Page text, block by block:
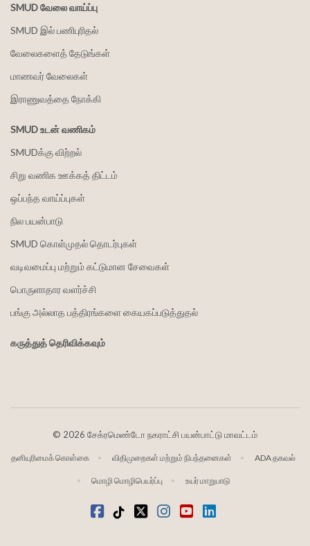
SMUD வேலை வாய்ப்பு
SMUD இல் பணிபுரிதல்
வேலைகளைத் தேடுங்கள்
மாணவர் வேலைகள்
இராணுவத்தை நோக்கி
SMUD உடன் வணிகம்
SMUDக்கு விற்றல்
சிறு வணிக ஊக்கத் திட்டம்
ஒப்பந்த வாய்ப்புகள்
நில பயன்பாடு
SMUD கொள்முதல் தொடர்புகள்
வடிவமைப்பு மற்றும் கட்டுமான சேவைகள்
பொருளாதார வளர்ச்சி
பங்கு அல்லாத பத்திரங்களை கையகப்படுத்துதல்
கருத்துத் தெரிவிக்கவும்
© 2026 சேக்ரமெண்டோ நகராட்சி பயன்பாட்டு மாவட்டம்
தனியுரிமைக் கொள்கை விதிமுறைகள் மற்றும் நிபந்தனைகள் ADA தகவல்
மொழி மொழிபெயர்ப்பு உயர் மாறுபாடு
முகநூல்
டிக்டோக்ட்விட்டர்Instagram
வலைஒளி
LinkedIn